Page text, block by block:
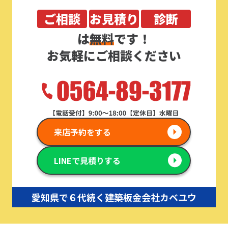
ご相談 お見積り
診断
は無料です！
お気軽にご相談ください
来店予約をする
LINEで見積りする
愛知県で６代続く建築板金会社カベユウ